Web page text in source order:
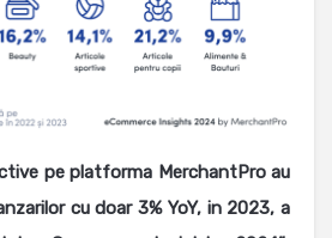
pe platforma MerchantPro au
cu doar 3% YoY, in 2023, a